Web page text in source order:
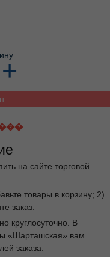
+
на сайте торговой
товары в корзину; 2)
заказ.
круглосуточно. В
«Шарташская» вам
заказа.